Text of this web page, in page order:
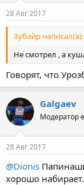
28 Авг 2017
Зубайр написал(а):
Не смотрел , а
Говорят, что
Galgaev
Модератор
28 Авг 2017
@Dionis
хорошо набирает.